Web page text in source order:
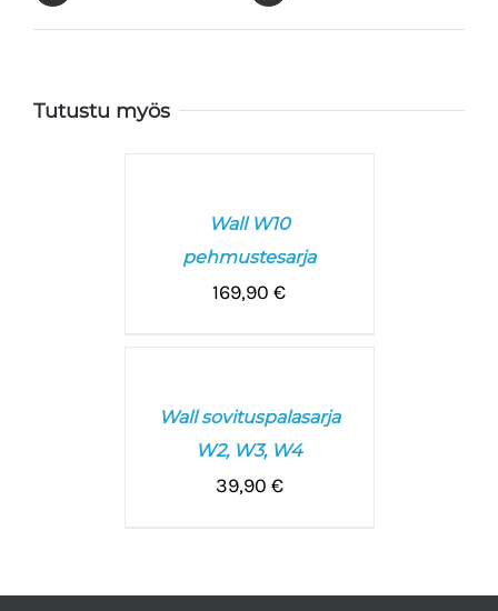
Tutustu myös
Wall W10
pehmustesarja
169,90 €
Wall sovituspalasarja
W2, W3, W4
39,90 €